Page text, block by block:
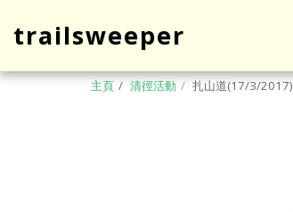
trailsweeper
主頁 清徑活動 扎山道(17/3/2017)